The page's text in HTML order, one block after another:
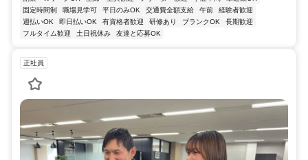
固定時間制
職場見学可 平日のみOK 交通費全額支給 午前
経験者歓迎
週払いOK
即日払いOK 有資格者歓迎 研修あり ブランクOK
長期歓迎
フルタイム歓迎
土日祝休み 友達と応募OK
正社員